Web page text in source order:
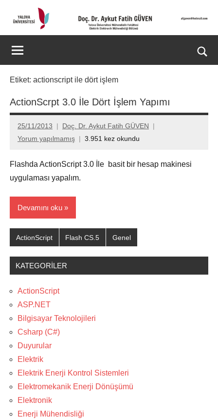
Doç.
Dr.
Aykut
Fatih
GÜVEN-
World's
top
2%
scientists
2025
Web
Sitesi
Etiket: actionscript ile dört işlem
ActionScrpt 3.0 İle Dört İşlem Yapımı
25/11/2013
Doç. Dr. Aykut Fatih GÜVEN
Yorum yapılmamış
3.951 kez okundu
Flashda ActionScript 3.0 İle basit bir hesap makinesi
uygulaması yapalım.
Devamını oku
ActionScript Flash CS.5 Genel
KATEGORILER
ActionScript
ASP.NET
Bilgisayar Teknolojileri
Csharp (C#)
Duyurular
Elektrik
Elektrik Enerji Kontrol Sistemleri
Elektromekanik Enerji Dönüşümü
Elektronik
Enerji Mühendisliği